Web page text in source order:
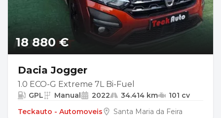
18 880 €
Dacia Jogger
1.0 ECO-G Extreme 7L Bi-Fuel
GPL Manual 2022 34.414 km
101 cv
Teckauto - Automoveis
Santa Maria da Feira